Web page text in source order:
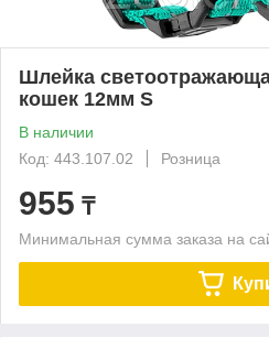
Шлейка
кошек 12мм S
В наличии
Код: 443.107.02
Розница
955 ₸
Минимальная сумма заказа на